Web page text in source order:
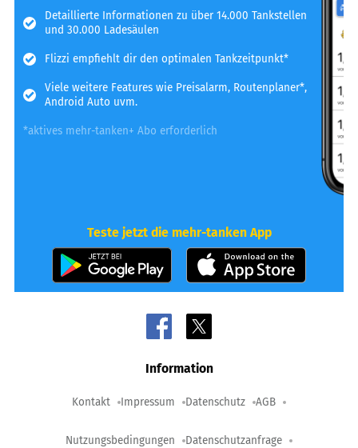
Detaillierte Informationen zu über 14.000 Tankstellen
und 30.000 Ladesäulen
Flizzi empfiehlt dir den optimalen Tankzeitpunkt*
Viele weitere Features wie Preisalarm, Routenplaner*,
Android Auto uvm.
*aktives mehr-tanken+ Abo erforderlich
Teste jetzt die mehr-tanken App
Information
Kontakt Impressum Datenschutz AGB
Nutzungsbedingungen Datenschutzanfrage